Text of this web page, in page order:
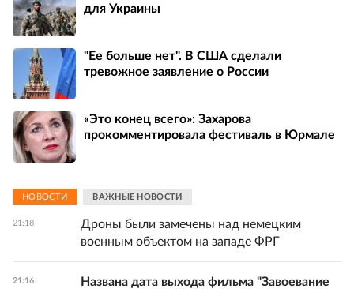
для Украины
"Ее больше нет". В США сделали
тревожное заявление о России
«Это конец всего»: Захарова
прокомментировала фестиваль в Юрмале
НОВОСТИ ВАЖНЫЕ НОВОСТИ
21:18
Дроны были замечены над немецким
военным объектом на западе ФРГ
21:16
Названа дата выхода фильма "Завоевание